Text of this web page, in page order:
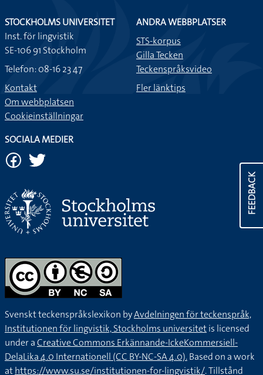
FEEDBACK
STOCKHOLMS UNIVERSITET
Inst. för lingvistik
SE-106 91 Stockholm
Telefon: 08-16 23 47
Kontakt
Om webbplatsen
Cookieinställningar
ANDRA WEBBPLATSER
STS-korpus
Gilla Tecken
Teckenspråksvideo
Fler länktips
SOCIALA MEDIER
Svenskt teckenspråkslexikon byAvdelningen för teckenspråk,
Institutionen för lingvistik, Stockholms universitetis licensed
under aCreative Commons Erkännande-IckeKommersiell-
DelaLika 4.0 Internationell (CC BY-NC-SA 4.0).Based on a work
athttps://www.su.se/institutionen-for-lingvistik/. Tillstånd